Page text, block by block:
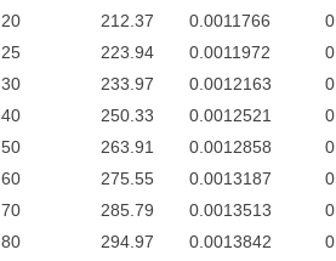
20
212.37 0.0011766
25
223.94 0.0011972
30
233.97 0.0012163
40
250.33 0.0012521
50
263.91 0.0012858
60
275.55 0.0013187
70
285.79 0.0013513
80
294.97 0.0013842